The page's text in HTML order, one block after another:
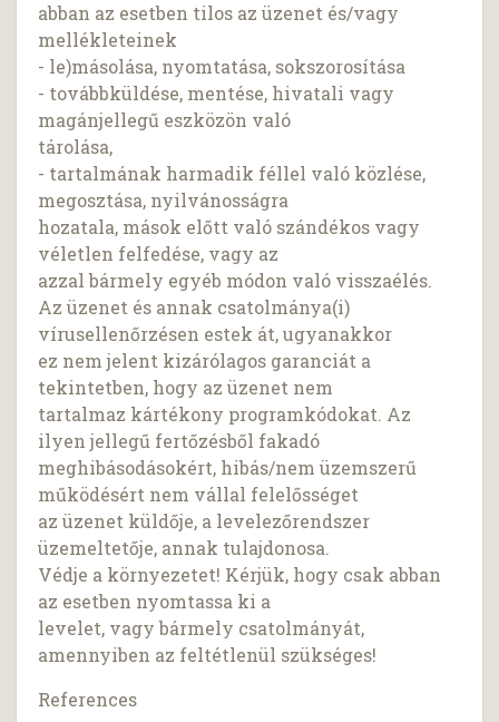
abban az esetben tilos az üzenet és/vagy
mellékleteinek
- le)másolása, nyomtatása, sokszorosítása
- továbbküldése, mentése, hivatali vagy
magánjellegű eszközön való
tárolása,
- tartalmának harmadik féllel való közlése,
megosztása, nyilvánosságra
hozatala, mások előtt való szándékos vagy
véletlen felfedése, vagy az
azzal bármely egyéb módon való visszaélés.
Az üzenet és annak csatolmánya(i)
vírusellenőrzésen estek át, ugyanakkor
ez nem jelent kizárólagos garanciát a
tekintetben, hogy az üzenet nem
tartalmaz kártékony programkódokat. Az
ilyen jellegű fertőzésből fakadó
meghibásodásokért, hibás/nem üzemszerű
működésért nem vállal felelősséget
az üzenet küldője, a levelezőrendszer
üzemeltetője, annak tulajdonosa.
Védje a környezetet! Kérjük, hogy csak abban
az esetben nyomtassa ki a
levelet, vagy bármely csatolmányát,
amennyiben az feltétlenül szükséges!
References